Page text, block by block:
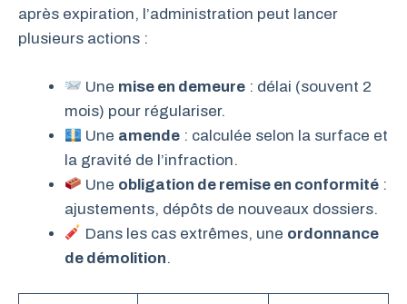
après expiration, l’administration peut lancer
plusieurs actions :
Une mise en demeure : délai (souvent 2
mois) pour régulariser.
Une amende : calculée selon la surface et
la gravité de l’infraction.
Une obligation de remise en conformité :
ajustements, dépôts de nouveaux dossiers.
Dans les cas extrêmes, une ordonnance
de démolition.